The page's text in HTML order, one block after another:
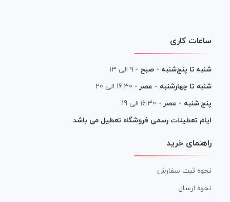
ساعات کاری
شنبه تا پنج‌شنبه - صبح - ۹ الی ۱۳
شنبه تا چهارشنبه - عصر - 16:30 الی 20
پنج شنبه - عصر - 16:30 الی 19
ایام تعطیلات رسمی فروشگاه تعطیل می باشد
راهنمای خرید
نحوه ثبت سفارش
نحوه ارسال